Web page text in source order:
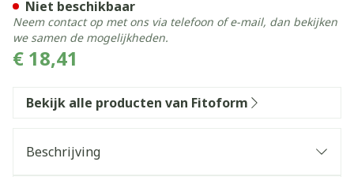
€ 18,41
Niet beschikbaar
Neem contact op met ons via telefoon of e-mail, dan bekijken
we samen de mogelijkheden.
Bekijk alle producten van Fitoform
Beschrijving